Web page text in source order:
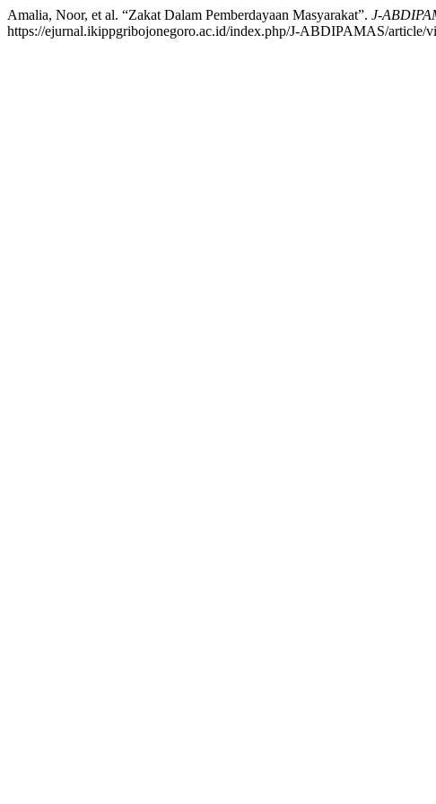
Amalia, Noor, et al. “Zakat Dalam Pemberdayaan Masyarakat”. J-
https://ejurnal.ikippgribojonegoro.ac.id/index.php/J-ABDIPAMAS/article/